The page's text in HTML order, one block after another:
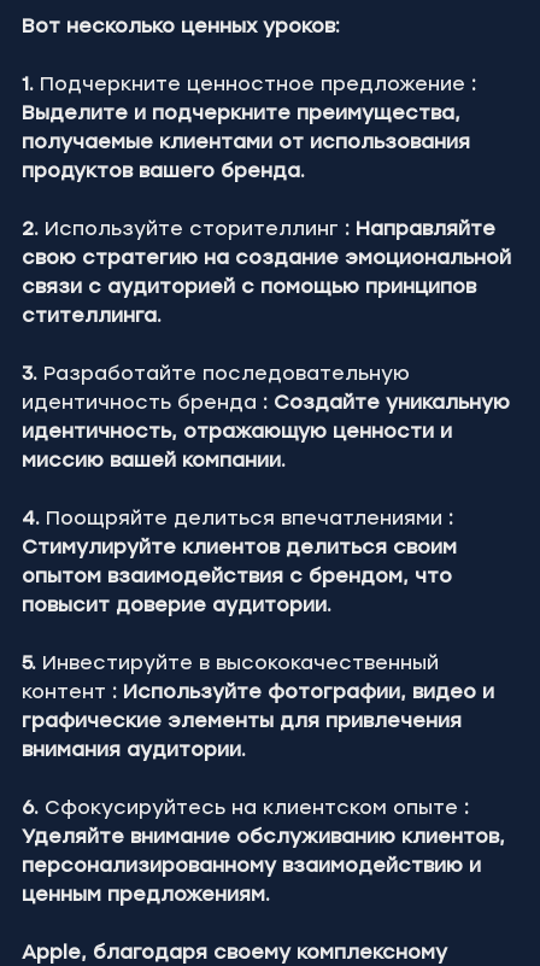
Вот несколько ценных уроков:
1. Подчеркните ценностное предложение :
Выделите и подчеркните преимущества,
получаемые клиентами от использования
продуктов вашего бренда.
2. Используйте сторителлинг : Направляйте
свою стратегию на создание эмоциональной
связи с аудиторией с помощью принципов
стителлинга.
3. Разработайте последовательную
идентичность бренда : Создайте уникальную
идентичность, отражающую ценности и
миссию вашей компании.
4. Поощряйте делиться впечатлениями :
Стимулируйте клиентов делиться своим
опытом взаимодействия с брендом, что
повысит доверие аудитории.
5. Инвестируйте в высококачественный
контент : Используйте фотографии, видео и
графические элементы для привлечения
внимания аудитории.
6. Сфокусируйтесь на клиентском опыте :
Уделяйте внимание обслуживанию клиентов,
персонализированному взаимодействию и
ценным предложениям.
Apple, благодаря своему комплексному